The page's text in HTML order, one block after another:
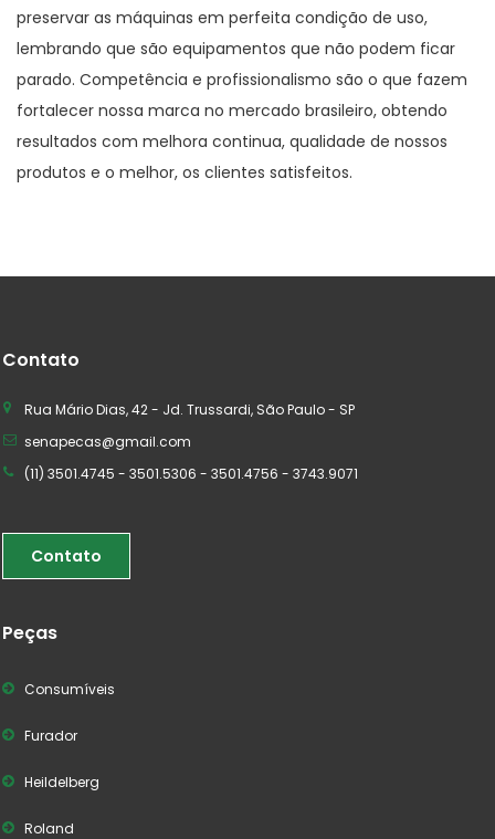
preservar as máquinas em perfeita condição de uso,
lembrando que são equipamentos que não podem ficar
parado. Competência e profissionalismo são o que fazem
fortalecer nossa marca no mercado brasileiro, obtendo
resultados com melhora continua, qualidade de nossos
produtos e o melhor, os clientes satisfeitos.
Contato
Rua Mário Dias, 42 - Jd. Trussardi, São Paulo - SP
senapecas@gmail.com
(11) 3501.4745 - 3501.5306 - 3501.4756 - 3743.9071
Contato
Peças
Consumíveis
Furador
Heildelberg
Roland